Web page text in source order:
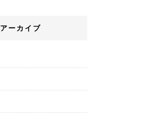
アーカイブ